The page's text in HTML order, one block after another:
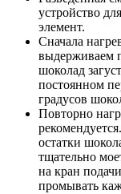
устройство
элемент.
Сначала
выдерживаем
шоколад
постоянном
градусов
Повторно
остатки
тщательно
на кран
промывать